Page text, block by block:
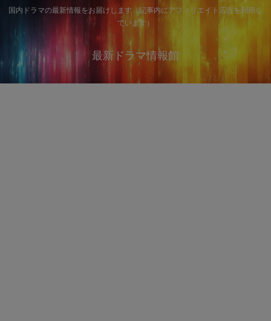
国内ドラマの最新情報をお届けします（記事内にアフィリエイト広告を利用し
ています）
最新ドラマ情報館